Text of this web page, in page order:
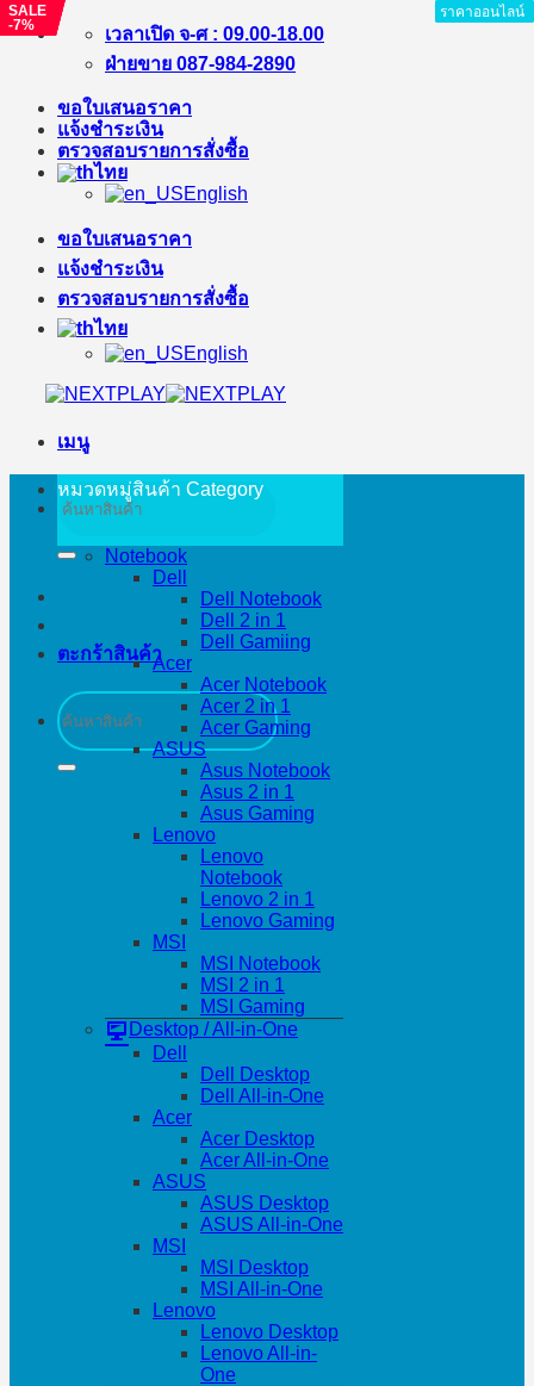
ข้าม
เนื้อหา
เวลาเปิด จ-ศ : 09.00-18.00
ฝ่ายขาย 087-984-2890
ขอใบเสนอราคา
แจ้งชำระเงิน
ตรวจสอบรายการสั่งซื้อ
ไทย
English
ขอใบเสนอราคา
แจ้งชำระเงิน
ตรวจสอบรายการสั่งซื้อ
ไทย
English
เมนู
ค้นหา:
ตะกร้าสินค้า
ค้นหา:
หมวดหมู่สินค้า Category
Notebook
Dell
Dell Notebook
Dell 2 in 1
Dell Gamiing
Acer
Acer Notebook
Acer 2 in 1
Acer Gaming
ASUS
Asus Notebook
Asus 2 in 1
Asus Gaming
Lenovo
Lenovo
Notebook
Lenovo 2 in 1
Lenovo Gaming
MSI
MSI Notebook
MSI 2 in 1
MSI Gaming
Desktop / All-in-One
Dell
Dell Desktop
Dell All-in-One
Acer
Acer Desktop
Acer All-in-One
ASUS
ASUS Desktop
ASUS All-in-One
MSI
MSI Desktop
MSI All-in-One
Lenovo
Lenovo Desktop
Lenovo All-in-
One
SALE
-7%
ราคาออนไลน์
SALE
-%
ราคาออนไลน์
ราคาออนไลน์
SALE
-11%
ราคาออนไลน์
ราคาออนไลน์
ราคาออนไลน์
ราคาออนไลน์